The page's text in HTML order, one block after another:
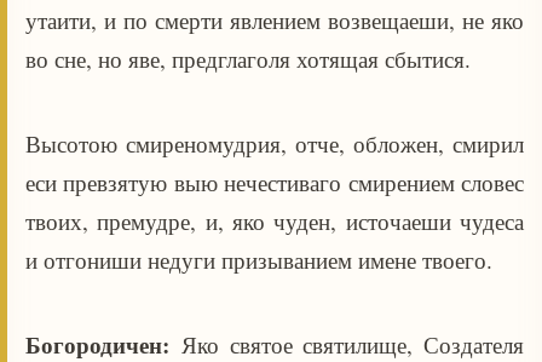
утаити, и по смерти явлением возвещаеши, не яко
во сне, но яве, предглаголя хотящая сбытися.
Высотою смиреномудрия, отче, обложен, смирил
еси превзятую выю нечестиваго смирением словес
твоих, премудре, и, яко чуден, источаеши чудеса
и отгониши недуги призыванием имене твоего.
Богородичен: Яко святое святилище, Создателя